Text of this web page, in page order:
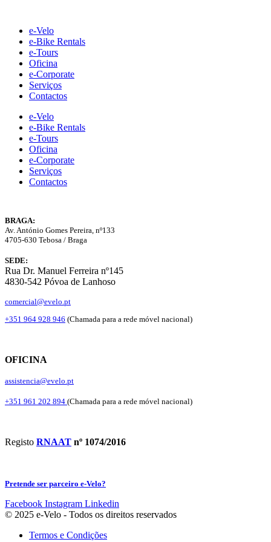
contente-Velo
e-Bike Rentals
e-Tours
Oficina
e-Corporate
Serviços
Contactos
e-Velo
e-Bike Rentals
e-Tours
Oficina
e-Corporate
Serviços
Contactos
BRAGA:
Av. António Gomes Pereira, nº133
4705-630 Tebosa / Braga
SEDE:
Rua Dr. Manuel Ferreira nº145
4830-542 Póvoa de Lanhoso
comercial@evelo.pt
+351 964 928 946 (Chamada para a rede móvel nacional)
OFICINA
assistencia@evelo.pt
+351 961 202 894 (Chamada para a rede móvel nacional)
Registo RNAAT nº 1074/2016
Pretende ser parceiro e-Velo?
Facebook Instagram Linkedin
© 2025 e-Velo - Todos os direitos reservados
Termos e Condições